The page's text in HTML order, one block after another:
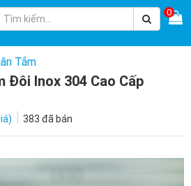
0
Tắm
Đôi Inox 304 Cao Cấp
383 đã bán